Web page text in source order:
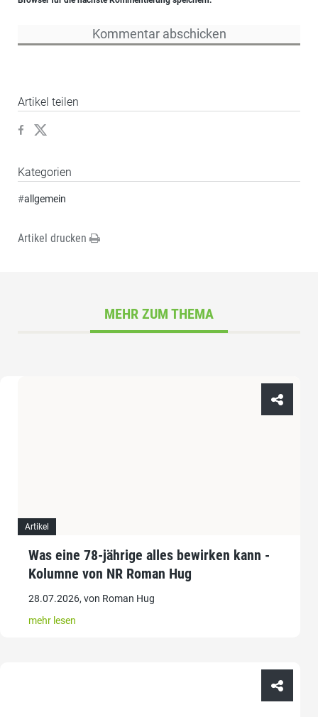
Artikel teilen
Kategorien
#allgemein
Artikel drucken
MEHR ZUM THEMA
Artikel
Was eine 78-jährige alles bewirken kann -
Kolumne von NR Roman Hug
28.07.2026, von Roman Hug
mehr lesen